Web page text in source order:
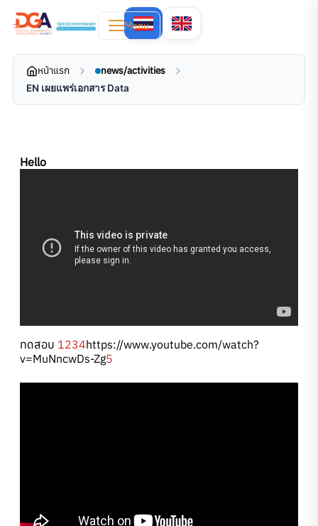
Menu
หน้าแรก news/activities
EN เผยแพร่เอกสาร Data
Hello
ทดสอบ 1234https://www.youtube.com/watch?
v=MuNncwDs-Zg5